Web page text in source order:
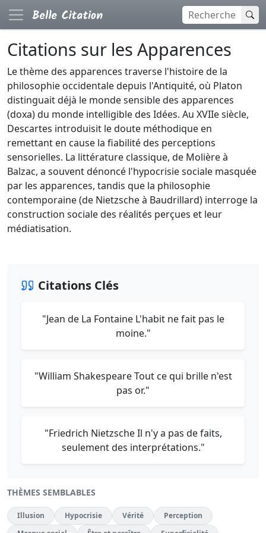
Citations sur les Apparences
Le thème des apparences traverse l'histoire de la
philosophie occidentale depuis l'Antiquité, où Platon
distinguait déjà le monde sensible des apparences
(doxa) du monde intelligible des Idées. Au XVIIe siècle,
Descartes introduisit le doute méthodique en
remettant en cause la fiabilité des perceptions
sensorielles. La littérature classique, de Molière à
Balzac, a souvent dénoncé l'hypocrisie sociale masquée
par les apparences, tandis que la philosophie
contemporaine (de Nietzsche à Baudrillard) interroge la
construction sociale des réalités perçues et leur
médiatisation.
Citations Clés
"Jean de La Fontaine L'habit ne fait pas le
moine."
"William Shakespeare Tout ce qui brille n'est
pas or."
"Friedrich Nietzsche Il n'y a pas de faits,
seulement des interprétations."
THÈMES SEMBLABLES
Illusion Hypocrisie Vérité
Perception